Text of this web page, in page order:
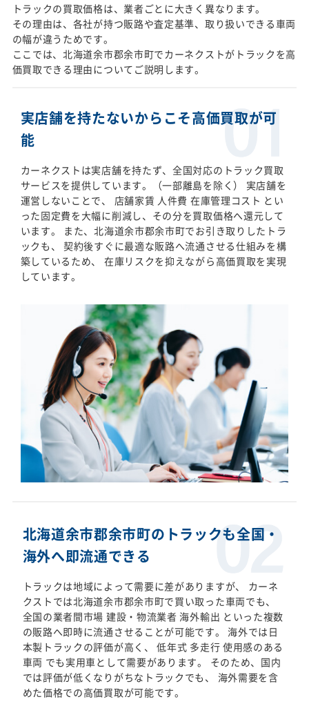
トラックの買取価格は、業者ごとに大きく異なります。
その理由は、各社が持つ販路や査定基準、取り扱いできる車両
の幅が違うためです。
ここでは、北海道余市郡余市町でカーネクストがトラックを高
価買取できる理由についてご説明します。
実店舗を持たないからこそ高価買取が可
能
カーネクストは実店舗を持たず、全国対応のトラック買取
サービスを提供しています。（一部離島を除く） 実店舗を
運営しないことで、 店舗家賃 人件費 在庫管理コスト とい
った固定費を大幅に削減し、その分を買取価格へ還元して
います。 また、北海道余市郡余市町でお引き取りしたトラ
ックも、 契約後すぐに最適な販路へ流通させる仕組みを構
築しているため、 在庫リスクを抑えながら高価買取を実現
しています。
北海道余市郡余市町のトラックも全国・
海外へ即流通できる
トラックは地域によって需要に差がありますが、 カーネ
クストでは北海道余市郡余市町で買い取った車両でも、
全国の業者間市場 建設・物流業者 海外輸出 といった複数
の販路へ即時に流通させることが可能です。 海外では日
本製トラックの評価が高く、 低年式 多走行 使用感のある
車両 でも実用車として需要があります。 そのため、国内
では評価が低くなりがちなトラックでも、 海外需要を含
めた価格での高価買取が可能です。